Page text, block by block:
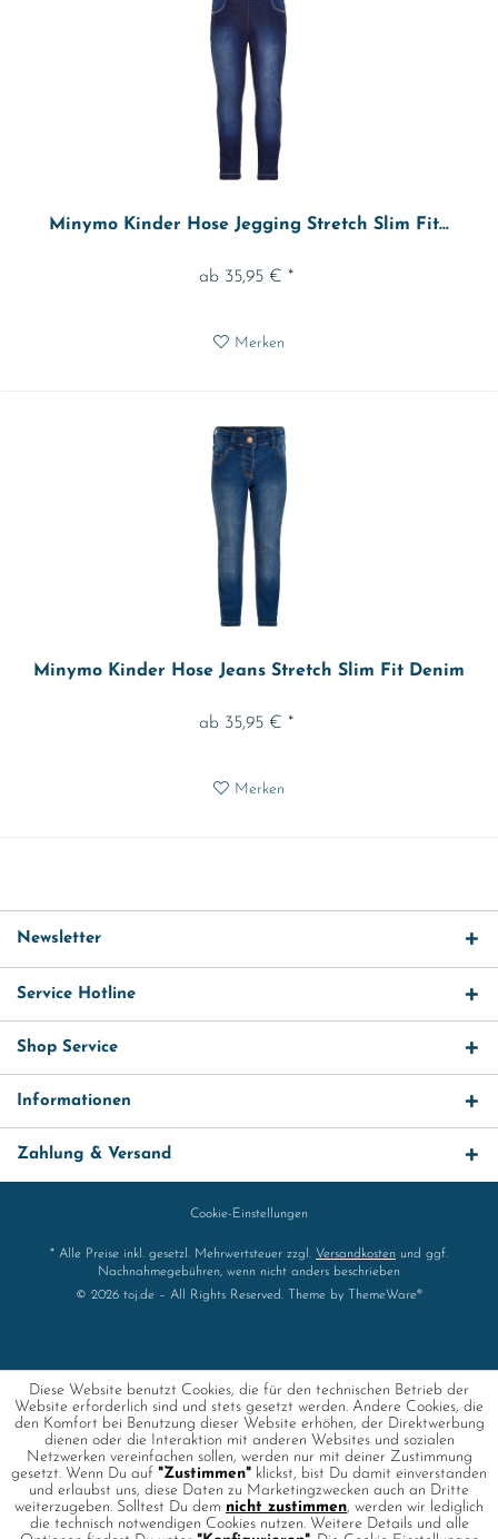
Minymo Kinder Hose Jegging Stretch Slim Fit...
ab 35,95 € *
Merken
Minymo Kinder Hose Jeans Stretch Slim Fit Denim
ab 35,95 € *
Merken
Newsletter
Service Hotline
Shop Service
Informationen
Zahlung & Versand
Cookie-Einstellungen
* Alle Preise inkl. gesetzl. Mehrwertsteuer zzgl. Versandkosten und ggf.
Nachnahmegebühren, wenn nicht anders beschrieben
© 2026 toj.de – All Rights Reserved. Theme by
ThemeWare®
Diese Website benutzt Cookies, die für den technischen Betrieb der
Website erforderlich sind und stets gesetzt werden. Andere Cookies, die
den Komfort bei Benutzung dieser Website erhöhen, der Direktwerbung
dienen oder die Interaktion mit anderen Websites und sozialen
Netzwerken vereinfachen sollen, werden nur mit deiner Zustimmung
gesetzt. Wenn Du auf "Zustimmen" klickst, bist Du damit einverstanden
und erlaubst uns, diese Daten zu Marketingzwecken auch an Dritte
weiterzugeben. Solltest Du dem nicht zustimmen, werden wir lediglich
die technisch notwendigen Cookies nutzen. Weitere Details und alle